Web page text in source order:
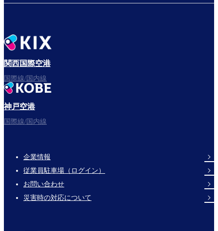
関西国際空港
国際線/国内線
神戸空港
国際線/国内線
Footer
Links
企業情報
従業員駐車場（ログイン）
お問い合わせ
災害時の対応について